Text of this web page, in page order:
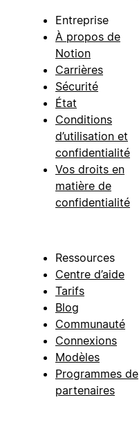
Entreprise
À propos de
Notion
Carrières
Sécurité
État
Conditions
d’utilisation et
confidentialité
Vos droits en
matière de
confidentialité
Ressources
Centre d’aide
Tarifs
Blog
Communauté
Connexions
Modèles
Programmes de
partenaires